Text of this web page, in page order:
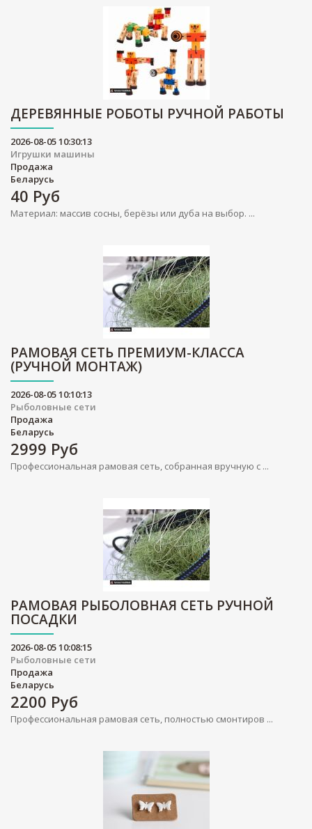
ДЕРЕВЯННЫЕ РОБОТЫ РУЧНОЙ РАБОТЫ
2026-08-05 10:30:13
Игрушки машины
Продажа
Беларусь
40 Руб
Материал: массив сосны, берёзы или дуба на выбор. ...
РАМОВАЯ СЕТЬ ПРЕМИУМ-КЛАССА
(РУЧНОЙ МОНТАЖ)
2026-08-05 10:10:13
Рыболовные сети
Продажа
Беларусь
2999 Руб
Профессиональная рамовая сеть, собранная вручную с ...
РАМОВАЯ РЫБОЛОВНАЯ СЕТЬ РУЧНОЙ
ПОСАДКИ
2026-08-05 10:08:15
Рыболовные сети
Продажа
Беларусь
2200 Руб
Профессиональная рамовая сеть, полностью смонтиров ...